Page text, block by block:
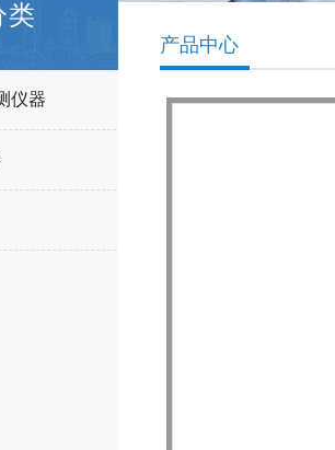
类
仪器
产品中心